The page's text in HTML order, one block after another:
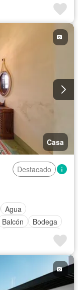
Casa
Destacado
Agua
Balcón
Bodega
Cocina equipada